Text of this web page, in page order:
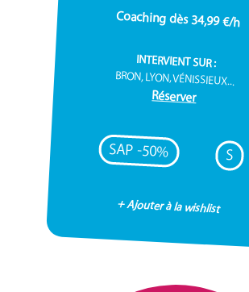
Coaching dès 34,99 €/h
INTERVIENT SUR :
BRON, LYON, VÉNISSIEUX...
Réserver
SAP -50% S
+ Ajouter à la wishlist